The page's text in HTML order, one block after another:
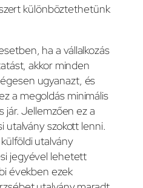
különböztethetünk
ha a vállalkozás
akkor minden
ugyanazt, és
a megoldás minimális
jár. Jellemzően ez a
utalvány szokott lenni.
utalvány
jegyével lehetett
években ezek